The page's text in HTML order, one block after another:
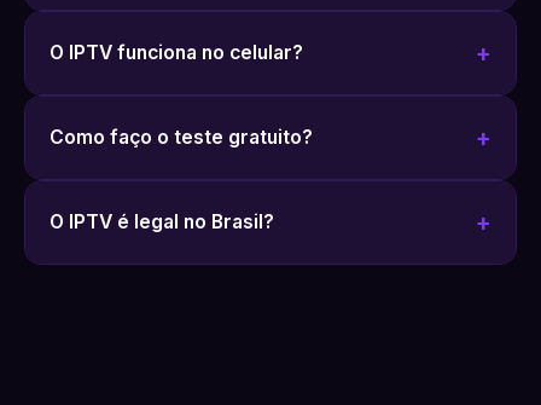
O IPTV funciona no celular?
Como faço o teste gratuito?
O IPTV é legal no Brasil?